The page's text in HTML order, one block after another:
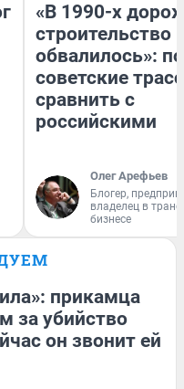
«В 1990-х
строительство
обвалилось»:
советские
сравнить с
российскими
Олег Арефьев
Блогер,
владелец в
бизнесе
прикамца
за убийство
он звонит ей